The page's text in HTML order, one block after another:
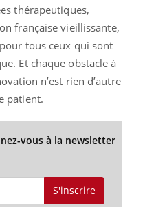
thérapeutiques,
française vieillissante,
tous ceux qui sont
Et chaque obstacle à
n’est rien d’autre
patient.
vous à la newsletter
S'inscrire